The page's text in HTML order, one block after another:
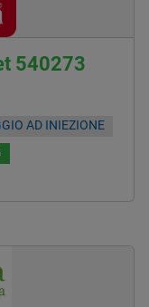
540273
AD INIEZIONE